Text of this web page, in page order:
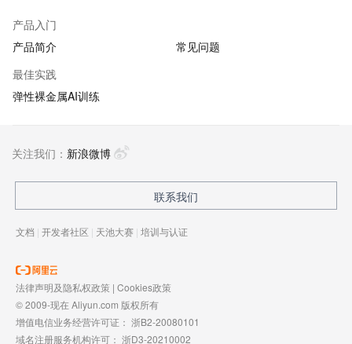
产品入门
产品简介
常见问题
最佳实践
弹性裸金属AI训练
关注我们： 新浪微博
联系我们
文档 | 开发者社区 | 天池大赛 | 培训与认证
法律声明及隐私权政策 | Cookies政策
© 2009-现在 Aliyun.com 版权所有
增值电信业务经营许可证： 浙B2-20080101
域名注册服务机构许可： 浙D3-20210002